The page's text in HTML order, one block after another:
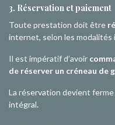
3. Réservation et paiement
Toute prestation doit être
internet, selon les modalités
Il est impératif d’avoir
de réserver un créneau de
La réservation devient
intégral.